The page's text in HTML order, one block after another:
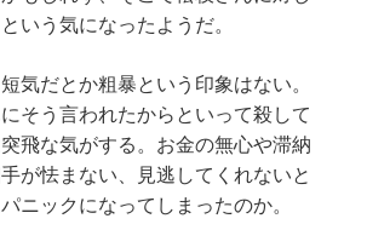
いう気になったようだ。
気だとか粗暴という印象はない。
そう言われたからといって殺して
飛な気がする。お金の無心や滞納
が怯まない、見逃してくれないと
ニックになってしまったのか。